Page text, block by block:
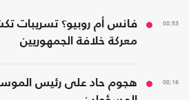
08:53
فانس أم روبيو؟
معركة خلافة الجمهوريين
08:16